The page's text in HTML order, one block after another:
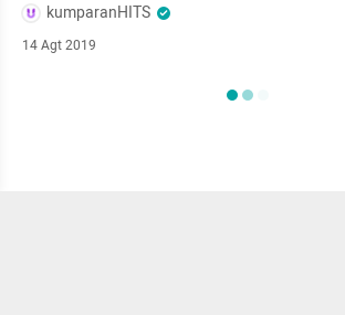
kumparanHITS
14 Agt 2019